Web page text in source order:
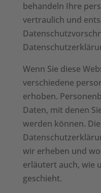
behandeln Ihre
vertraulich und
Wenn Sie diese
verschiedene
erhoben.
Daten, mit denen
werden können.
wir erheben und
erläutert auch, wie
geschieht.